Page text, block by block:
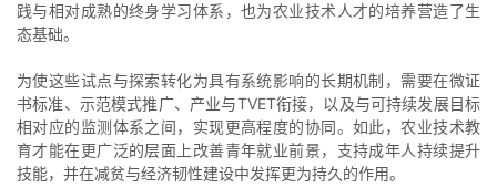
践与相对成熟的终身学习体系，也为农业技术人才的培养营造了生
态基础。
为使这些试点与探索转化为具有系统影响的长期机制，需要在微证
书标准、示范模式推广、产业与TVET衔接，以及与可持续发展目标
相对应的监测体系之间，实现更高程度的协同。如此，农业技术教
育才能在更广泛的层面上改善青年就业前景，支持成年人持续提升
技能，并在减贫与经济韧性建设中发挥更为持久的作用。